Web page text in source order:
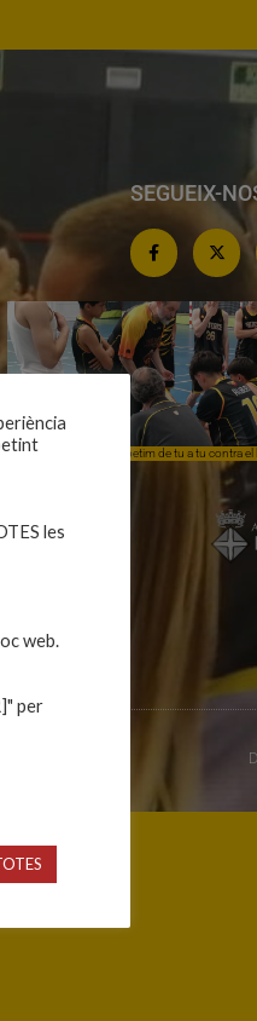
SEGUEIX-
Competim de tu a tu contra el
les
web.
per